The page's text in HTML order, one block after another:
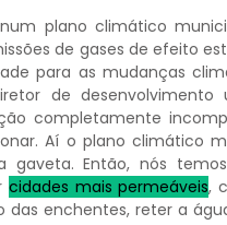
plano climático
de gases de efeito
para as mudanças
de desenvolvimento
completamente
Aí o plano climático
gaveta. Então, nós
cidades mais permeáveis,
das enchentes, reter a